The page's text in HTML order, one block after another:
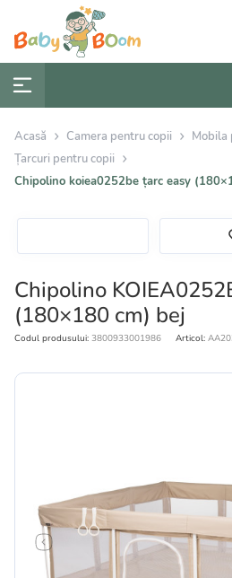
Acasă Camera pentru copii
Mobila
Țarcuri pentru copii
Chipolino koiea0252be țarc easy
Chipolino
(180×180 cm) bej
Codul produsului: 3800933001986 Articol: